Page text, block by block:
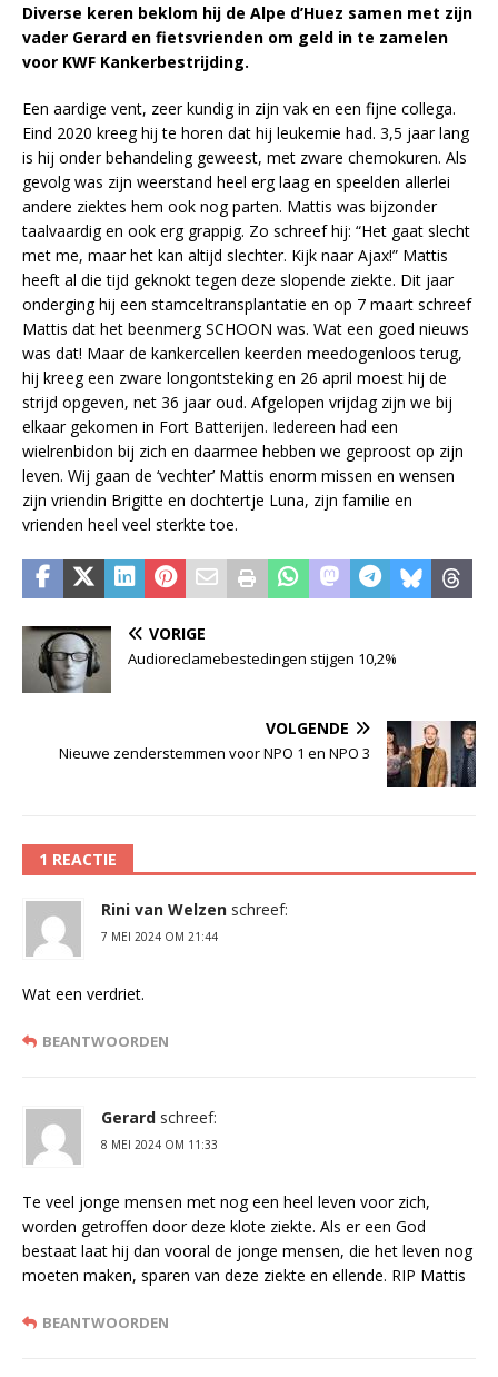
Diverse keren beklom hij de Alpe d’Huez samen met zijn
vader Gerard en fietsvrienden om geld in te zamelen
voor KWF Kankerbestrijding.
Een aardige vent, zeer kundig in zijn vak en een fijne collega.
Eind 2020 kreeg hij te horen dat hij leukemie had. 3,5 jaar lang
is hij onder behandeling geweest, met zware chemokuren. Als
gevolg was zijn weerstand heel erg laag en speelden allerlei
andere ziektes hem ook nog parten. Mattis was bijzonder
taalvaardig en ook erg grappig. Zo schreef hij: “Het gaat slecht
met me, maar het kan altijd slechter. Kijk naar Ajax!” Mattis
heeft al die tijd geknokt tegen deze slopende ziekte. Dit jaar
onderging hij een stamceltransplantatie en op 7 maart schreef
Mattis dat het beenmerg SCHOON was. Wat een goed nieuws
was dat! Maar de kankercellen keerden meedogenloos terug,
hij kreeg een zware longontsteking en 26 april moest hij de
strijd opgeven, net 36 jaar oud. Afgelopen vrijdag zijn we bij
elkaar gekomen in Fort Batterijen. Iedereen had een
wielrenbidon bij zich en daarmee hebben we geproost op zijn
leven. Wij gaan de ‘vechter’ Mattis enorm missen en wensen
zijn vriendin Brigitte en dochtertje Luna, zijn familie en
vrienden heel veel sterkte toe.
VORIGE
Audioreclamebestedingen stijgen 10,2%
VOLGENDE
Nieuwe zenderstemmen voor NPO 1 en NPO 3
1 REACTIE
Rini van Welzen schreef:
7 MEI 2024 OM 21:44
Wat een verdriet.
BEANTWOORDEN
Gerard schreef:
8 MEI 2024 OM 11:33
Te veel jonge mensen met nog een heel leven voor zich,
worden getroffen door deze klote ziekte. Als er een God
bestaat laat hij dan vooral de jonge mensen, die het leven nog
moeten maken, sparen van deze ziekte en ellende. RIP Mattis
BEANTWOORDEN